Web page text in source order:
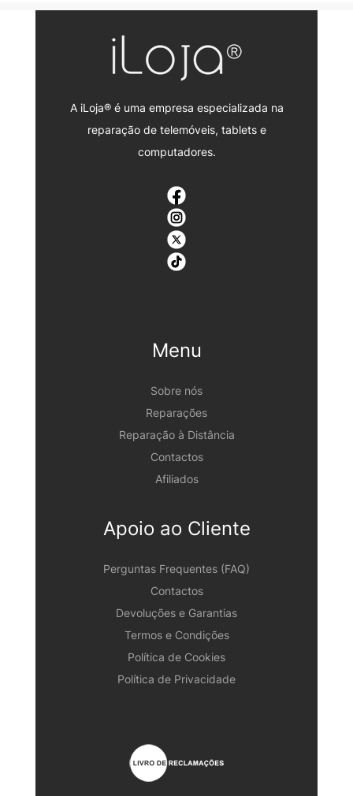
A iLoja® é uma empresa especializada na
reparação de telemóveis, tablets e
computadores.
Menu
Sobre nós
Reparações
Reparação à Distância
Contactos
Afiliados
Apoio ao Cliente
Perguntas Frequentes (FAQ)
Contactos
Devoluções e Garantias
Termos e Condições
Política de Cookies
Política de Privacidade